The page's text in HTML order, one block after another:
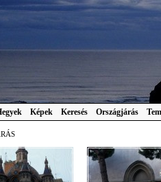
Képek Keresés Országjárás